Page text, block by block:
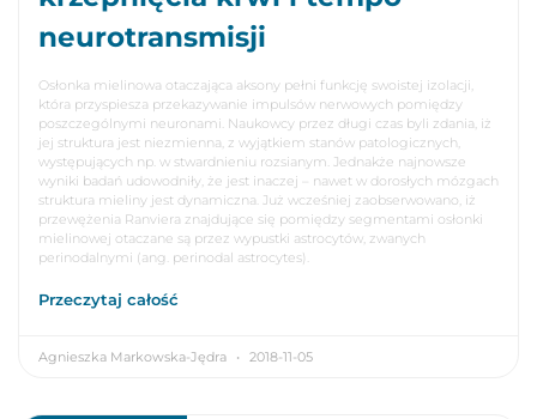
neurotransmisji
Osłonka mielinowa otaczająca aksony pełni funkcję swoistej izolacji,
która przyspiesza przekazywanie impulsów nerwowych pomiędzy
poszczególnymi neuronami. Naukowcy przez długi czas byli zdania, iż
jej struktura jest niezmienna, z wyjątkiem stanów patologicznych,
występujących np. w stwardnieniu rozsianym. Jednakże najnowsze
wyniki badań udowodniły, że jest inaczej – nawet w dorosłych mózgach
struktura mieliny jest dynamiczna. Już wcześniej zaobserwowano, iż
przewężenia Ranviera znajdujące się pomiędzy segmentami osłonki
mielinowej otaczane są przez wypustki astrocytów, zwanych
perinodalnymi (ang. perinodal astrocytes).
Przeczytaj całość
Agnieszka Markowska-Jędra 2018-11-05